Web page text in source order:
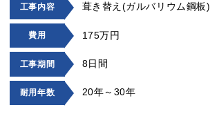
工事内容 葺き替え(ガルバリウム鋼板)
費用 175万円
工事期間 8日間
耐用年数 20年～30年